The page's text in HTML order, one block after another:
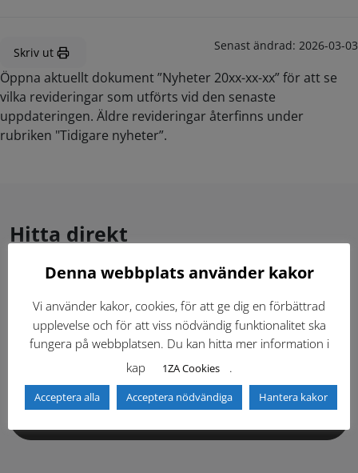
Skriv ut Senast ändrad: 2026-03-03
Öppna aktuellt dokument ”Nyheter 20xx-xx-xx” för att se
vilka revideringar som utförts vid den senaste
uppdateringen. Äldre revideringar återfinns under
rubriken "Tidigare nyheter”.
Hitta direkt
Gällande standardritningar (Dwg och pdf)
Dokumentbibliotek Kontaktlista
Tidigare versioner
Denna webbplats använder kakor
Vi använder kakor, cookies, för att ge dig en förbättrad
upplevelse och för att viss nödvändig funktionalitet ska
fungera på webbplatsen. Du kan hitta mer information i
kap
1ZA Cookies .
Acceptera alla Acceptera nödvändiga Hantera kakor